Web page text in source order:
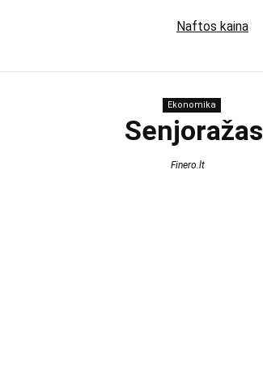
Naftos kaina
Ekonomika
Senjoražas
Finero.lt